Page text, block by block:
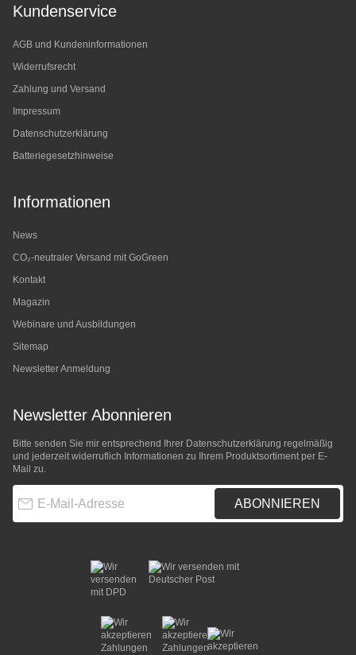
Kundenservice
AGB und Kundeninformationen
Widerrufsrecht
Zahlung und Versand
Impressum
Datenschutzerklärung
Batteriegesetzhinweise
Informationen
News
CO₂-neutraler Versand mit GoGreen
Kontakt
Magazin
Webinare und Ausbildungen
Sitemap
Newsletter Anmeldung
Newsletter Abonnieren
Bitte senden Sie mir entsprechend Ihrer Datenschutzerklärung regelmäßig
und jederzeit widerruflich Informationen zu Ihrem Produktsortiment per E-
Mail zu.
ABONNIEREN